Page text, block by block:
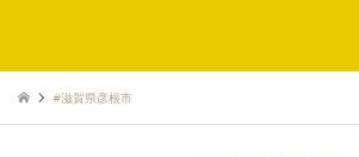
#滋賀県彦根市